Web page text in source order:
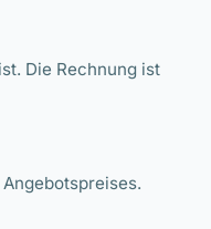
Die Rechnung ist